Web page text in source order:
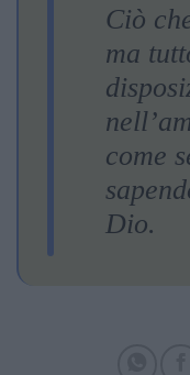
Ciò
ma
come
Dio.